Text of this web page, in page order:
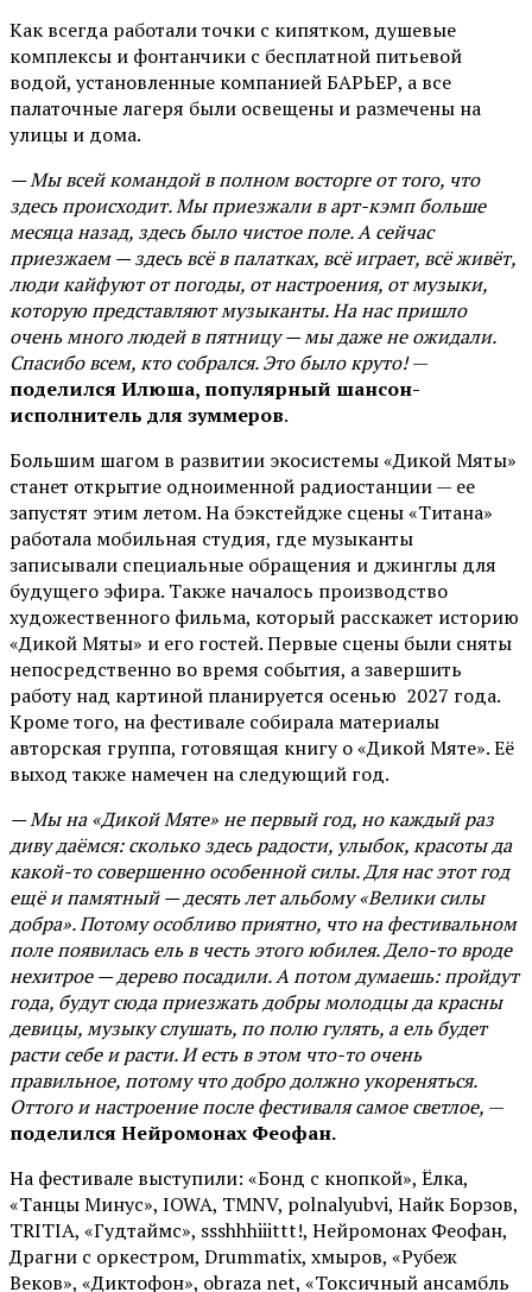
Как всегда работали точки с кипятком, душевые
комплексы и фонтанчики с бесплатной питьевой
водой, установленные компанией БАРЬЕР, а все
палаточные лагеря были освещены и размечены на
улицы и дома.
— Мы всей командой в полном восторге от того, что
здесь происходит. Мы приезжали в арт-кэмп больше
месяца назад, здесь было чистое поле. А сейчас
приезжаем — здесь всё в палатках, всё играет, всё живёт,
люди кайфуют от погоды, от настроения, от музыки,
которую представляют музыканты. На нас пришло
очень много людей в пятницу — мы даже не ожидали.
Спасибо всем, кто собрался. Это было круто!—
поделился Илюша, популярный шансон-
исполнитель для зуммеров.
Большим шагом в развитии экосистемы «Дикой Мяты»
станет открытие одноименной радиостанции — ее
запустят этим летом. На бэкстейдже сцены «Титана»
работала мобильная студия, где музыканты
записывали специальные обращения и джинглы для
будущего эфира. Также началось производство
художественного фильма, который расскажет историю
«Дикой Мяты» и его гостей. Первые сцены были сняты
непосредственно во время события, а завершить
работу над картиной планируется осенью 2027 года.
Кроме того, на фестивале собирала материалы
авторская группа, готовящая книгу о «Дикой Мяте». Её
выход также намечен на следующий год.
— Мы на «Дикой Мяте» не первый год, но каждый раз
диву даёмся: сколько здесь радости, улыбок, красоты да
какой-то совершенно особенной силы. Для нас этот год
ещё и памятный — десять лет альбому «Велики силы
добра». Потому особливо приятно, что на фестивальном
поле появилась ель в честь этого юбилея. Дело-то вроде
нехитрое — дерево посадили. А потом думаешь: пройдут
года, будут сюда приезжать добры молодцы да красны
девицы, музыку слушать, по полю гулять, а ель будет
расти себе и расти. И есть в этом что-то очень
правильное, потому что добро должно укореняться.
Оттого и настроение после фестиваля самое светлое, —
поделился Нейромонах Феофан.
На фестивале выступили: «Бонд с кнопкой», Ёлка,
«Танцы Минус», IOWA, TMNV, polnalyubvi, Найк Борзов,
TRITIA, «Гудтаймс», ssshhhiiittt!, Нейромонах Феофан,
Драгни с оркестром, Drummatix, хмыров, «Рубеж
Веков», «Диктофон», obraza net, «Токсичный ансамбль